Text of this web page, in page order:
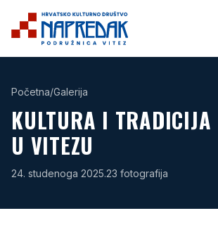
Početna/Galerija
KULTURA I TRADICIJA
U VITEZU
24. studenoga 2025.23 fotografija